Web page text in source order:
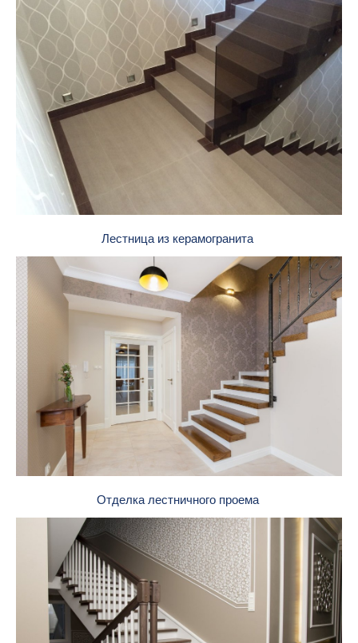
Лестница из керамогранита
Отделка лестничного проема